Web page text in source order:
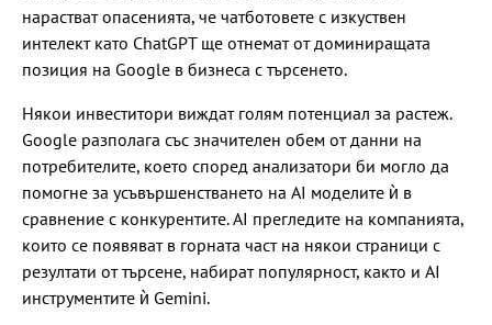
нарастват опасенията, че чатботовете с изкуствен
интелект като ChatGPT ще отнемат от доминиращата
позиция на Google в бизнеса с търсенето.
Някои инвеститори виждат голям потенциал за растеж.
Google разполага със значителен обем от данни на
потребителите, което според анализатори би могло да
помогне за усъвършенстването на AI моделите ѝ в
сравнение с конкурентите. AI прегледите на компанията,
които се появяват в горната част на някои страници с
резултати от търсене, набират популярност, както и AI
инструментите ѝ Gemini.